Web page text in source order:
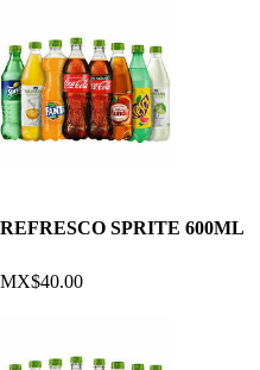
REFRESCO SPRITE 600ML
MX$40.00